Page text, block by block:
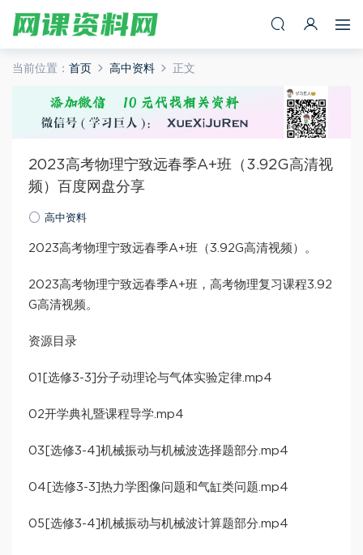
当前位置： 首页 高中资料 正文
2023高考物理宁致远春季A+班（3.92G高清视
频）百度网盘分享
高中资料
2023高考物理宁致远春季A+班（3.92G高清视频）。
2023高考物理宁致远春季A+班，高考物理复习课程3.92
G高清视频。
资源目录
01[选修3-3]分子动理论与气体实验定律.mp4
02开学典礼暨课程导学.mp4
03[选修3-4]机械振动与机械波选择题部分.mp4
04[选修3-3]热力学图像问题和气缸类问题.mp4
05[选修3-4]机械振动与机械波计算题部分.mp4